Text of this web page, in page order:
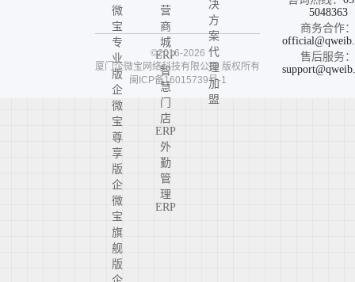
微
宝
专
业
版
企
微
宝
尊
享
版
企
微
宝
旗
舰
版
营
商
城
ERP
智
慧
门
店
ERP
外
勤
管
理
ERP
决
方
案
代
理
加
盟
5048363
商务合作：
售后服务：
©2016-2026
厦门企微宝网络科技有限公司 版权所有
闽ICP备16015739号-1